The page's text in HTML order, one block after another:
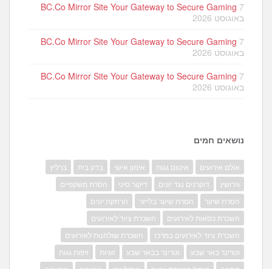
BC.Co Mirror Site Your Gateway to Secure Gaming 7
באוגוסט 2026
BC.Co Mirror Site Your Gateway to Secure Gaming 7
באוגוסט 2026
BC.Co Mirror Site Your Gateway to Secure Gaming 7
באוגוסט 2026
נושאים חמים
אולם אירועים איטום גגות אימון אישי בדק בית
ברליץ
גירושין
דוקרנים נגד יונים דיקור סיני
הסרת משקפיים
הסרת שיער
הסרת שיער בלייזר
הרחקת יונים
השכרת כסאות לאירועים
השכרת ציוד לאירועים
השכרת ציוד לאירועים במרכז
השכרת שולחנות לאירועים
וטרינר באר שבע
וטרינר בבאר שבע זוגיות
זיפות גגות